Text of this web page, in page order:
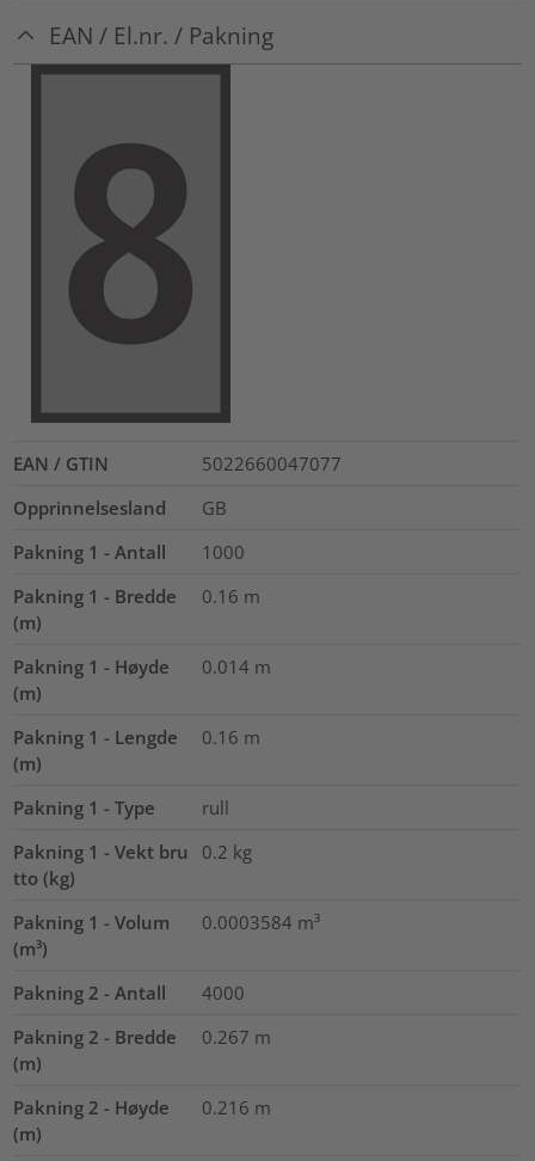
EAN / El.nr. / Pakning
EAN / GTIN
5022660047077
Opprinnelsesland
GB
Pakning 1 - Antall
1000
Pakning 1 - Bredde
(m)
0.16 m
Pakning 1 - Høyde
(m)
0.014 m
Pakning 1 - Lengde
(m)
0.16 m
Pakning 1 - Type
rull
Pakning 1 - Vekt bru
tto (kg)
0.2 kg
Pakning 1 - Volum
(m³)
0.0003584 m³
Pakning 2 - Antall
4000
Pakning 2 - Bredde
(m)
0.267 m
Pakning 2 - Høyde
(m)
0.216 m